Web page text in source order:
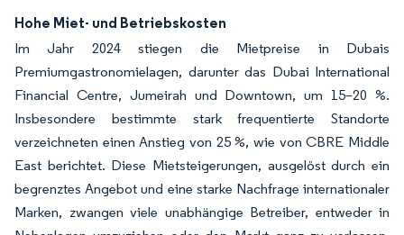
Hohe Miet- und Betriebskosten
Im Jahr 2024 stiegen die Mietpreise in Dubais
Premiumgastronomielagen, darunter das Dubai International
Financial Centre, Jumeirah und Downtown, um 15–20 %.
Insbesondere bestimmte stark frequentierte Standorte
verzeichneten einen Anstieg von 25 %, wie von CBRE Middle
East berichtet. Diese Mietsteigerungen, ausgelöst durch ein
begrenztes Angebot und eine starke Nachfrage internationaler
Marken, zwangen viele unabhängige Betreiber, entweder in